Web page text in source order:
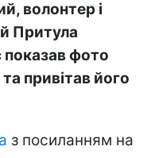
волонтер і
Притула
показав фото
привітав його
з посиланням на